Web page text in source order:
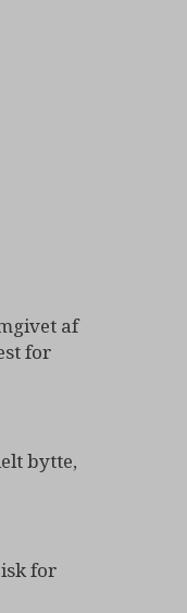
af
for
bytte,
for